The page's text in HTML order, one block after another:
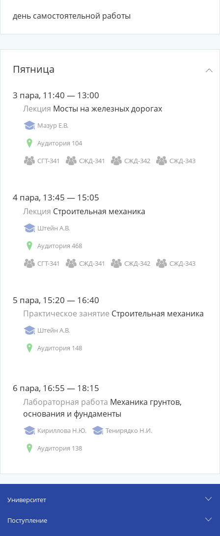
день самостоятельной работы
Пятница
3 пара, 11:40 — 13:00
Лекция Мосты на железных дорогах
Мазур Е.В.
Аудитория 104
СГТ-341
СЖД-341 СЖД-342 СЖД-343
4 пара, 13:45 — 15:05
Лекция Строительная механика
Штейн А.В.
Аудитория 468
СГТ-341
СЖД-341 СЖД-342 СЖД-343
5 пара, 15:20 — 16:40
Практическое занятие Строительная механика
Штейн А.В.
Аудитория 148
6 пара, 16:55 — 18:15
Лабораторная работа Механика грунтов,
основания и фундаменты
Кириллова Н.Ю.
Тенирядко Н.И.
Аудитория 138
Университет
Поступление